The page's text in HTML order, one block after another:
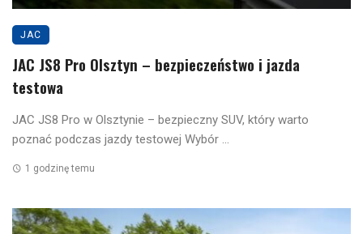
JAC
JAC JS8 Pro Olsztyn – bezpieczeństwo i jazda
testowa
JAC JS8 Pro w Olsztynie – bezpieczny SUV, który warto
poznać podczas jazdy testowej Wybór ...
1 godzinę temu